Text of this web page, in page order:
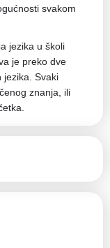
svakom
jezika u školi
je preko dve
jezika. Svaki
znanja, ili